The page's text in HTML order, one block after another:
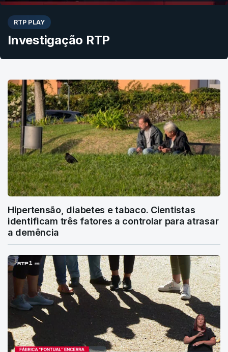
RTP PLAY
Investigação RTP
Hipertensão, diabetes e tabaco. Cientistas
identificam três fatores a controlar para atrasar
a demência